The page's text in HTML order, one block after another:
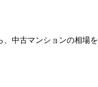
、中古マンションの相場を